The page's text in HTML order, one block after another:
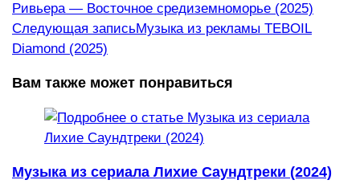
статьи
Ривьера — Восточное средиземноморье (2025)
Следующая записьМузыка из рекламы TEBOIL
Diamond (2025)
Вам также может понравиться
Музыка из сериала Лихие Саундтреки (2024)